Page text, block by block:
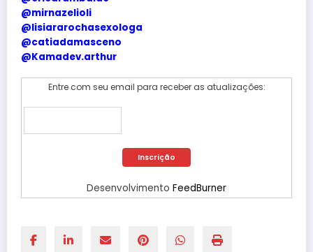
@mirnazelioli
@lisiararochasexologa
@catiadamasceno
@Kamadev.arthur
Entre com seu email para receber as atualizações:
Desenvolvimento FeedBurner